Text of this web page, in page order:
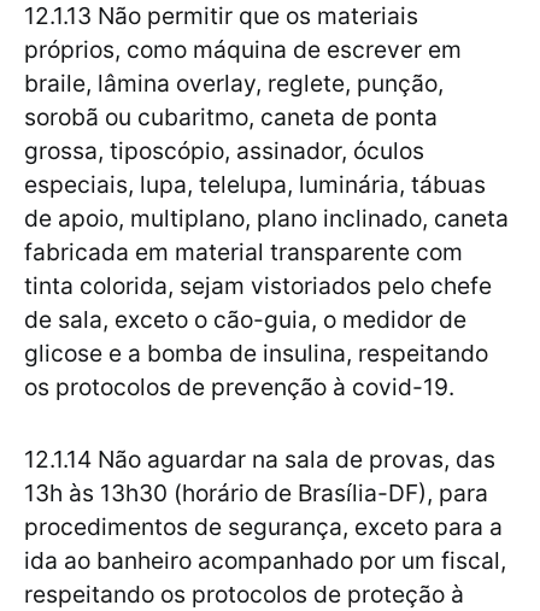
12.1.13 Não permitir que os materiais
próprios, como máquina de escrever em
braile, lâmina overlay, reglete, punção,
sorobã ou cubaritmo, caneta de ponta
grossa, tiposcópio, assinador, óculos
especiais, lupa, telelupa, luminária, tábuas
de apoio, multiplano, plano inclinado, caneta
fabricada em material transparente com
tinta colorida, sejam vistoriados pelo chefe
de sala, exceto o cão-guia, o medidor de
glicose e a bomba de insulina, respeitando
os protocolos de prevenção à covid-19.
12.1.14 Não aguardar na sala de provas, das
13h às 13h30 (horário de Brasília-DF), para
procedimentos de segurança, exceto para a
ida ao banheiro acompanhado por um fiscal,
respeitando os protocolos de proteção à